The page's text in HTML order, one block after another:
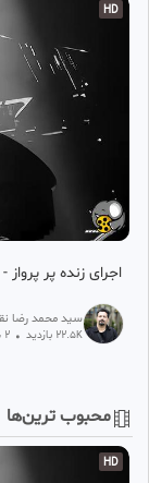
HD
اجرای زنده پر
سید محمد رضا
22.5K بازدید • 2 سال پیش
محبوب ترین‌ها
HD